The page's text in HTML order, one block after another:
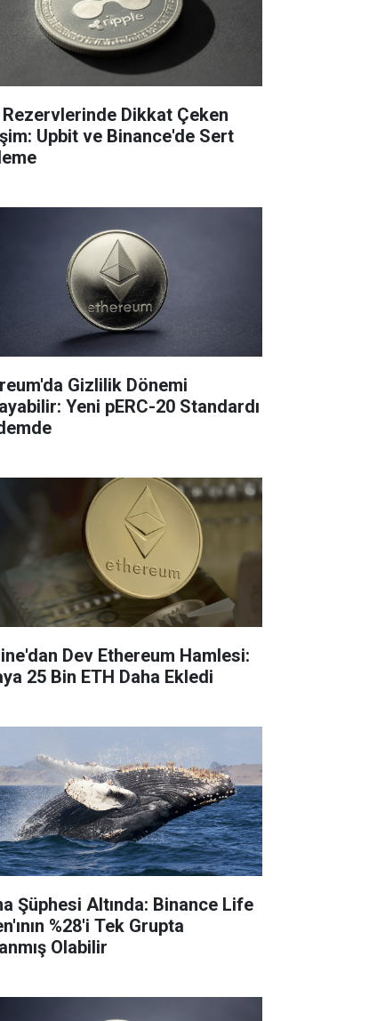
Rezervlerinde Dikkat Çeken
Upbit ve Binance'de Sert
Gizlilik Dönemi
Yeni pERC-20 Standardı
Dev Ethereum Hamlesi:
25 Bin ETH Daha Ekledi
Şüphesi Altında: Binance Life
%28'i Tek Grupta
Olabilir